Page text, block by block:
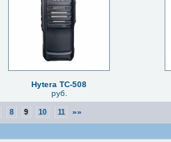
Hytera TC-508
руб.
8 9 10 11 »»